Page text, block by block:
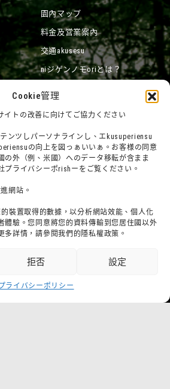
Cookie管理
イトの改善に向けてご協力ください
ンツしパーソナラインし、エkusuperiensu
の向上を図っぁいいぁ。お客様の同意
の外（例、米國）へのデータ移転が含まま
プライバシーポrishーをご覧ください。
網站。
裝置取得的數據，以分析網站效能、個人化
體驗。您同意將您的資料傳輸到您居住國以外
多詳情，請參閱我們的隱私權政策。
拒否 設定
ライバシーポリシー
園內マップ
料金及営業案內
交通akusesu
niジゲンノモoriとは？
ラン
メディア掲載実績
社群網路
會社概要
sutafu招募集